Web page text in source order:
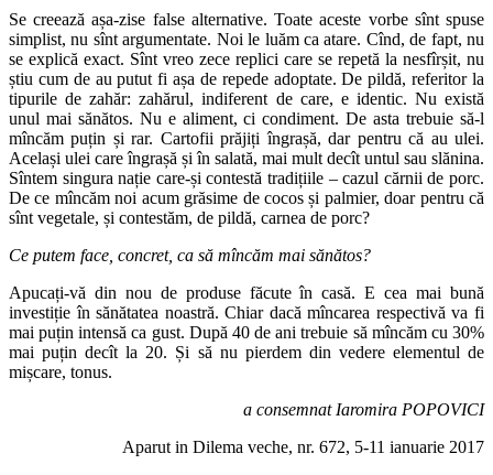
Se creează așa-zise false alternative. Toate aceste vorbe sînt spuse
simplist, nu sînt argumentate. Noi le luăm ca atare. Cînd, de fapt, nu
se explică exact. Sînt vreo zece replici care se repetă la nesfîrșit, nu
știu cum de au putut fi așa de repede adoptate. De pildă, referitor la
tipurile de zahăr: zahărul, indiferent de care, e identic. Nu există
unul mai sănătos. Nu e aliment, ci condiment. De asta trebuie să-l
mîncăm puțin și rar. Cartofii prăjiți îngrașă, dar pentru că au ulei.
Același ulei care îngrașă și în salată, mai mult decît untul sau slănina.
Sîntem singura nație care-și contestă tradițiile – cazul cărnii de porc.
De ce mîncăm noi acum grăsime de cocos și palmier, doar pentru că
sînt vegetale, și contestăm, de pildă, carnea de porc?
Ce putem face, concret, ca să mîncăm mai sănătos?
Apucați-vă din nou de produse făcute în casă. E cea mai bună
investiție în sănătatea noastră. Chiar dacă mîncarea respectivă va fi
mai puțin intensă ca gust. După 40 de ani trebuie să mîncăm cu 30%
mai puțin decît la 20. Și să nu pierdem din vedere elementul de
mișcare, tonus.
a consemnat Iaromira POPOVICI
Aparut in Dilema veche, nr. 672, 5-11 ianuarie 2017